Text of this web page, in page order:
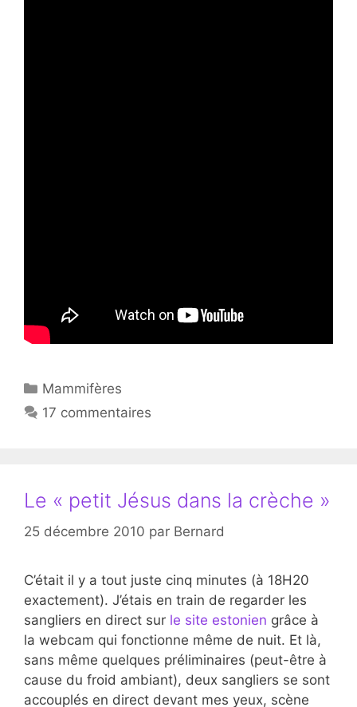
Catégories
Mammifères
17 commentaires
Le « petit Jésus dans la crèche »
25 décembre 2010 par Bernard
C’était il y a tout juste cinq minutes (à 18H20
exactement). J’étais en train de regarder les
sangliers en direct sur le site estonien grâce à
la webcam qui fonctionne même de nuit. Et là,
sans même quelques préliminaires (peut-être à
cause du froid ambiant), deux sangliers se sont
accouplés en direct devant mes yeux, scène